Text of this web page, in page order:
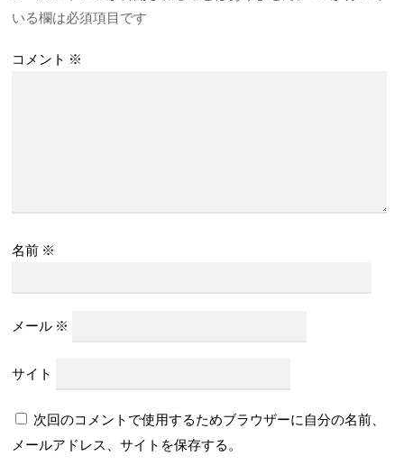
いる欄は必須項目です
コメント ※
名前 ※
メール ※
サイト
次回のコメントで使用するためブラウザーに自分の名前、
メールアドレス、サイトを保存する。